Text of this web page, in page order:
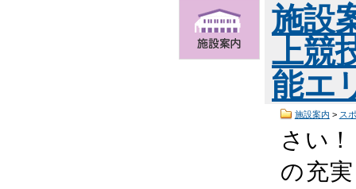
施設
上競
能エ
施設案内 > ス
さい
の充